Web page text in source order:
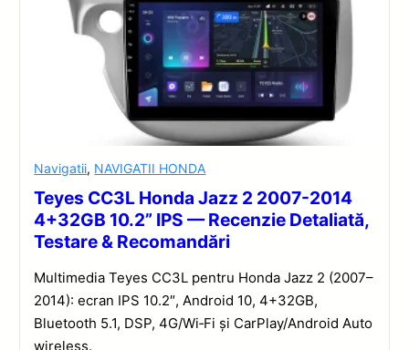
Navigatii, NAVIGATII HONDA
Teyes CC3L Honda Jazz 2 2007-2014
4+32GB 10.2” IPS — Recenzie Detaliată,
Testare & Recomandări
Multimedia Teyes CC3L pentru Honda Jazz 2 (2007–
2014): ecran IPS 10.2″, Android 10, 4+32GB,
Bluetooth 5.1, DSP, 4G/Wi‑Fi și CarPlay/Android Auto
wireless.